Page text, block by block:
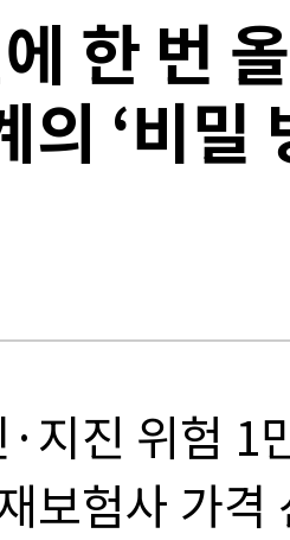
한 번
의 ‘비밀
지진 위험 1
보험사 가격